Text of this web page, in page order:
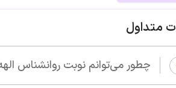
متداول
چطور می‌توانم نوبت روانشناس الهه پاکپور را از پزشکان خوب